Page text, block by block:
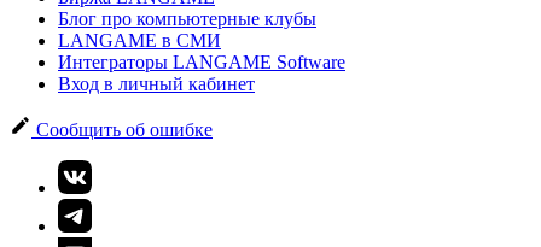
Блог про компьютерные клубы
LANGAME в СМИ
Интеграторы LANGAME Software
Вход в личный кабинет
Сообщить об ошибке